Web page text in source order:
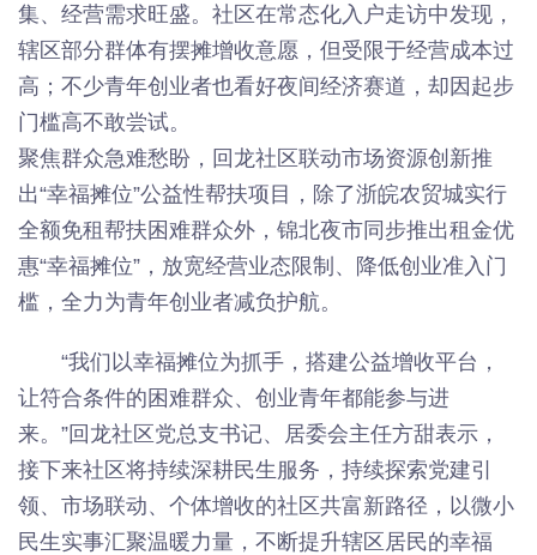
集、经营需求旺盛。社区在常态化入户走访中发现，
辖区部分群体有摆摊增收意愿，但受限于经营成本过
高；不少青年创业者也看好夜间经济赛道，却因起步
门槛高不敢尝试。
聚焦群众急难愁盼，回龙社区联动市场资源创新推
出“幸福摊位”公益性帮扶项目，除了浙皖农贸城实行
全额免租帮扶困难群众外，锦北夜市同步推出租金优
惠“幸福摊位”，放宽经营业态限制、降低创业准入门
槛，全力为青年创业者减负护航。
“我们以幸福摊位为抓手，搭建公益增收平台，
让符合条件的困难群众、创业青年都能参与进
来。”回龙社区党总支书记、居委会主任方甜表示，
接下来社区将持续深耕民生服务，持续探索党建引
领、市场联动、个体增收的社区共富新路径，以微小
民生实事汇聚温暖力量，不断提升辖区居民的幸福